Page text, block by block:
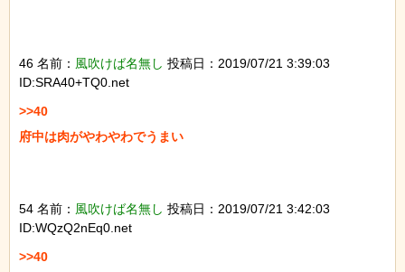
46 名前： 風吹けば名無し 投稿日：2019/07/21 3:39:03
ID:SRA40+TQ0.net
>>40
府中は肉がやわやわでうまい
54 名前： 風吹けば名無し 投稿日：2019/07/21 3:42:03
ID:WQzQ2nEq0.net
>>40